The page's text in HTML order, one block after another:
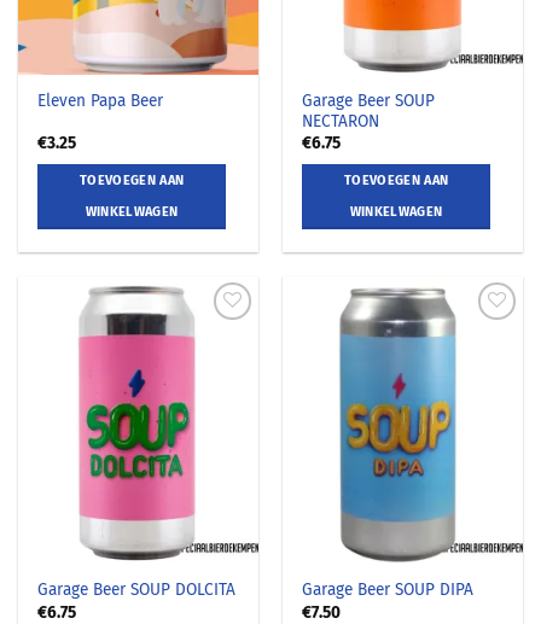
Eleven Papa Beer
€3.25
TOEVOEGEN AAN
WINKELWAGEN
Garage Beer SOUP
NECTARON
€6.75
TOEVOEGEN AAN
WINKELWAGEN
Garage Beer SOUP DOLCITA
€6.75
Garage Beer SOUP DIPA
€7.50